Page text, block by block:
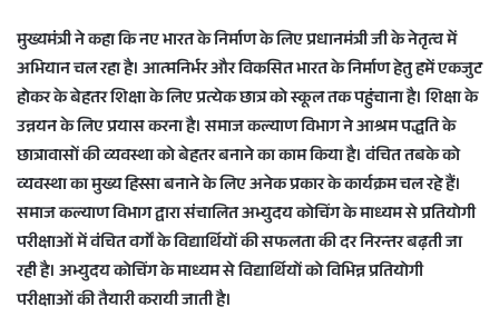
मुख्यमंत्री ने कहा कि नए भारत के निर्माण के लिए प्रधानमंत्री जी के नेतृत्व में
अभियान चल रहा है। आत्मनिर्भर और विकसित भारत के निर्माण हेतु हमें एकजुट
होकर के बेहतर शिक्षा के लिए प्रत्येक छात्र को स्कूल तक पहुंचाना है। शिक्षा के
उन्नयन के लिए प्रयास करना है। समाज कल्याण विभाग ने आश्रम पद्धति के
छात्रावासों की व्यवस्था को बेहतर बनाने का काम किया है। वंचित तबके को
व्यवस्था का मुख्य हिस्सा बनाने के लिए अनेक प्रकार के कार्यक्रम चल रहे हैं।
समाज कल्याण विभाग द्वारा संचालित अभ्युदय कोचिंग के माध्यम से प्रतियोगी
परीक्षाओं में वंचित वर्गों के विद्यार्थियों की सफलता की दर निरन्तर बढ़ती जा
रही है। अभ्युदय कोचिंग के माध्यम से विद्यार्थियों को विभिन्न प्रतियोगी
परीक्षाओं की तैयारी करायी जाती है।